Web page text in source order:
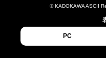
© KADOKAWA ASCII
PC